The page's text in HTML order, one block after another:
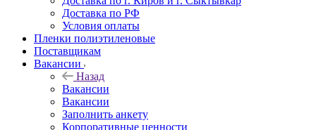
Доставка по РФ
Условия оплаты
Пленки полиэтиленовые
Поставщикам
Вакансии
Назад
Вакансии
Вакансии
Заполнить анкету
Корпоративные ценности